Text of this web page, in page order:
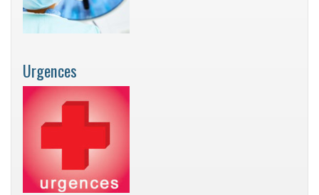
Urgences